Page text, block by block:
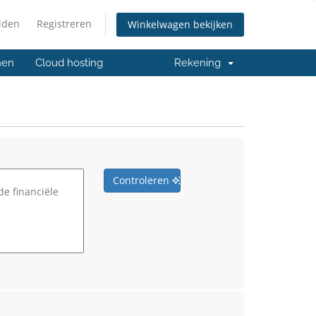
Registreren Winkelwagen bekijken
Cloud hosting Rekening
Controleren